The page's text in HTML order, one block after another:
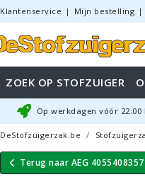
Klantenservice | Mijn bestelling |
ZOEK OP STOFZUIGER
Op werkdagen vóór 22:00
DeStofzuigerzak.be
Terug naar AEG 4055408357